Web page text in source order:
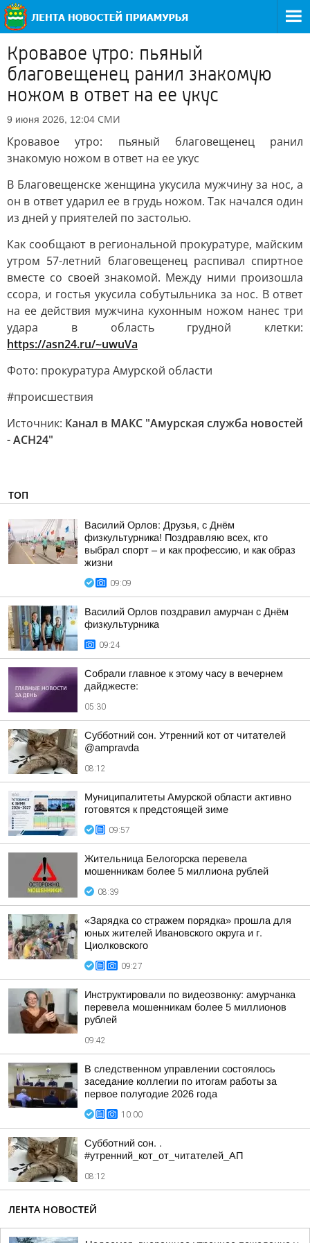
Кровавое утро: пьяный
благовещенец ранил знакомую
ножом в ответ на ее укус
9 июня 2026, 12:04 СМИ
Кровавое утро: пьяный благовещенец ранил
знакомую ножом в ответ на ее укус
В Благовещенске женщина укусила мужчину за нос, а
он в ответ ударил ее в грудь ножом. Так начался один
из дней у приятелей по застолью.
Как сообщают в региональной прокуратуре, майским
утром 57-летний благовещенец распивал спиртное
вместе со своей знакомой. Между ними произошла
ссора, и гостья укусила собутыльника за нос. В ответ
на ее действия мужчина кухонным ножом нанес три
удара в область грудной клетки:
https://asn24.ru/~uwuVa
Фото: прокуратура Амурской области
#происшествия
Источник: Канал в МАКС "Амурская служба новостей
- АСН24"
ТОП
Василий Орлов: Друзья, с Днём
физкультурника! Поздравляю всех, кто
выбрал спорт – и как профессию, и как образ
жизни
09:09
Василий Орлов поздравил амурчан с Днём
физкультурника
09:24
Собрали главное к этому часу в вечернем
дайджесте:
05:30
Субботний сон. Утренний кот от читателей
@ampravda
08:12
Муниципалитеты Амурской области активно
готовятся к предстоящей зиме
09:57
Жительница Белогорска перевела
мошенникам более 5 миллиона рублей
08:39
«Зарядка со стражем порядка» прошла для
юных жителей Ивановского округа и г.
Циолковского
09:27
Инструктировали по видеозвонку: амурчанка
перевела мошенникам более 5 миллионов
рублей
09:42
В следственном управлении состоялось
заседание коллегии по итогам работы за
первое полугодие 2026 года
10:00
Субботний сон. .
#утренний_кот_от_читателей_АП
08:12
ЛЕНТА НОВОСТЕЙ